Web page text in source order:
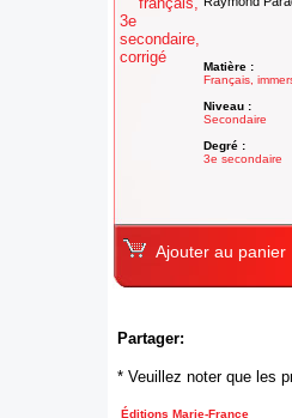
Matière :
Français,
Niveau :
Secondaire
Degré :
3e secondaire
Ajouter au panier
Partager:
* Veuillez noter que les
Éditions Marie-France